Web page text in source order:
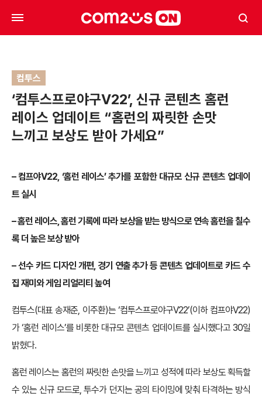
컴투스
‘컴투스프로야구V22’, 신규 콘텐츠 홈런
레이스 업데이트 “홈런의 짜릿한 손맛
느끼고 보상도 받아 가세요”
– 컴프야V22, ‘홈런 레이스’ 추가를 포함한 대규모 신규 콘텐츠 업데이
트 실시
– 홈런 레이스, 홈런 기록에 따라 보상을 받는 방식으로 연속 홈런을 칠수
록 더 높은 보상 받아
– 선수 카드 디자인 개편, 경기 연출 추가 등 콘텐츠 업데이트로 카드 수
집 재미와 게임 리얼리티 높여
컴투스(대표 송재준, 이주환)는 ‘컴투스프로야구V22’(이하 컴프야V22)
가 ‘홈런 레이스’를 비롯한 대규모 콘텐츠 업데이트를 실시했다고 30일
밝혔다.
홈런 레이스는 홈런의 짜릿한 손맛을 느끼고 성적에 따라 보상도 획득할
수 있는 신규 모드로, 투수가 던지는 공의 타이밍에 맞춰 타격하는 방식